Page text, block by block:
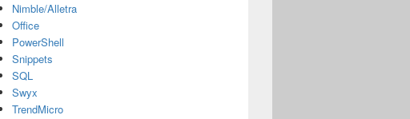
Nimble/Alletra
Office
PowerShell
Snippets
SQL
Swyx
TrendMicro